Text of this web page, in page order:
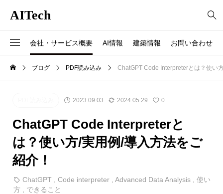
AITech
会社・サービス概要 AI情報 建築情報 お問い合わせ
ブログ PDF読み込み ChatGPT Code Interpreterとは？使い
2023.09.03 2024.05.29 0
ChatGPT Code Interpreterと
は？使い方/実用例/導入方法をご
紹介！
ChatGPT Code interpreter Advanced Data Analysis
使い
方
できること